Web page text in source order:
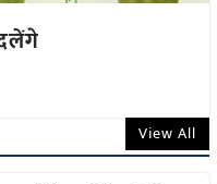
View All